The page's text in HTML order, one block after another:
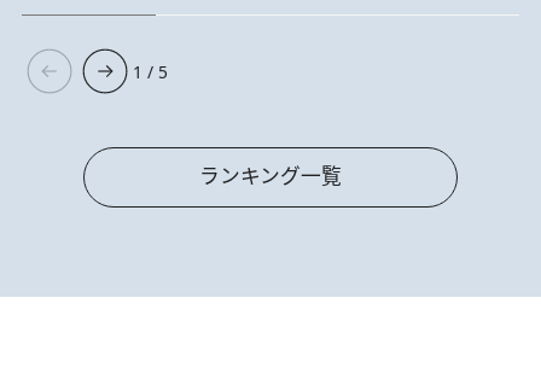
1 / 5
ランキング一覧